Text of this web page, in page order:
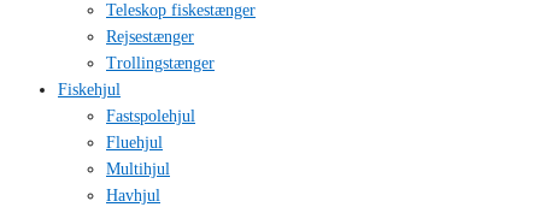
Teleskop fiskestænger
Rejsestænger
Trollingstænger
Fiskehjul
Fastspolehjul
Fluehjul
Multihjul
Havhjul